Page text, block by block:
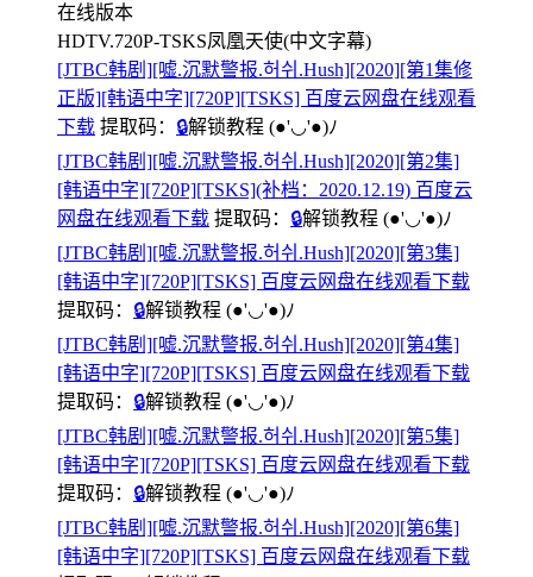
在线版本
HDTV.720P-TSKS凤凰天使(中文字幕)
[JTBC韩剧][嘘.沉默警报.허쉬.Hush][2020][第1集修
正版][韩语中字][720P][TSKS] 百度云网盘在线观看
下载 提取码： 🔒解锁教程 (●'◡'●)ﾉ
[JTBC韩剧][嘘.沉默警报.허쉬.Hush][2020][第2集]
[韩语中字][720P][TSKS](补档：2020.12.19) 百度云
网盘在线观看下载 提取码： 🔒解锁教程 (●'◡'●)ﾉ
[JTBC韩剧][嘘.沉默警报.허쉬.Hush][2020][第3集]
[韩语中字][720P][TSKS] 百度云网盘在线观看下载
提取码： 🔒解锁教程 (●'◡'●)ﾉ
[JTBC韩剧][嘘.沉默警报.허쉬.Hush][2020][第4集]
[韩语中字][720P][TSKS] 百度云网盘在线观看下载
提取码： 🔒解锁教程 (●'◡'●)ﾉ
[JTBC韩剧][嘘.沉默警报.허쉬.Hush][2020][第5集]
[韩语中字][720P][TSKS] 百度云网盘在线观看下载
提取码： 🔒解锁教程 (●'◡'●)ﾉ
[JTBC韩剧][嘘.沉默警报.허쉬.Hush][2020][第6集]
[韩语中字][720P][TSKS] 百度云网盘在线观看下载